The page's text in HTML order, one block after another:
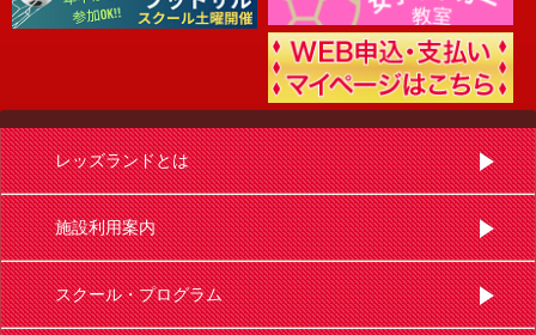
レッズランドとは
施設利用案内
スクール・プログラム